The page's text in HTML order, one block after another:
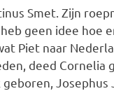
Smet. Zijn
geen idee hoe
Piet naar
deed Cornelia
Josephus